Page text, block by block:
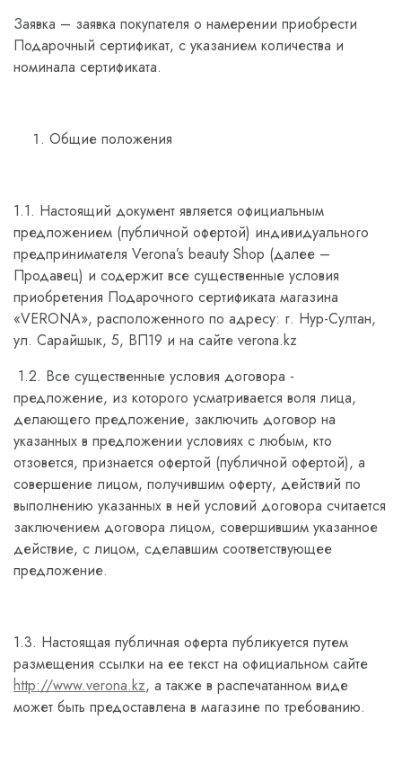
Заявка – заявка покупателя о намерении приобрести
Подарочный сертификат, с указанием количества и
номинала сертификата.
Общие положения
1.1. Настоящий документ является официальным
предложением (публичной офертой) индивидуального
предпринимателя Verona’s beauty Shop (далее –
Продавец) и содержит все существенные условия
приобретения Подарочного сертификата магазина
«VERONA», расположенного по адресу: г. Нур-Султан,
ул. Сарайшык, 5, ВП19 и на сайте verona.kz
1.2. Все существенные условия договора -
предложение, из которого усматривается воля лица,
делающего предложение, заключить договор на
указанных в предложении условиях с любым, кто
отзовется, признается офертой (публичной офертой), а
совершение лицом, получившим оферту, действий по
выполнению указанных в ней условий договора считается
заключением договора лицом, совершившим указанное
действие, с лицом, сделавшим соответствующее
предложение.
1.3. Настоящая публичная оферта публикуется путем
размещения ссылки на ее текст на официальном сайте
http://www.verona.kz, а также в распечатанном виде
может быть предоставлена в магазине по требованию.